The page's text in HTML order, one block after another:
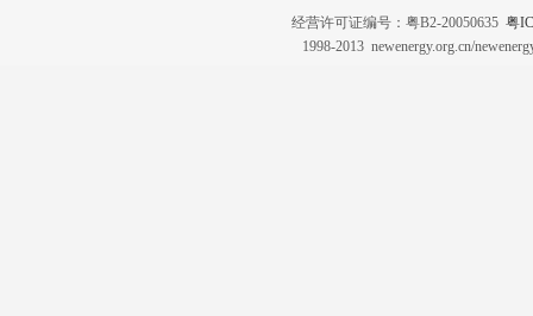
经营许可证编号：粤B2-20050635 粤
1998-2013 newenergy.org.cn/